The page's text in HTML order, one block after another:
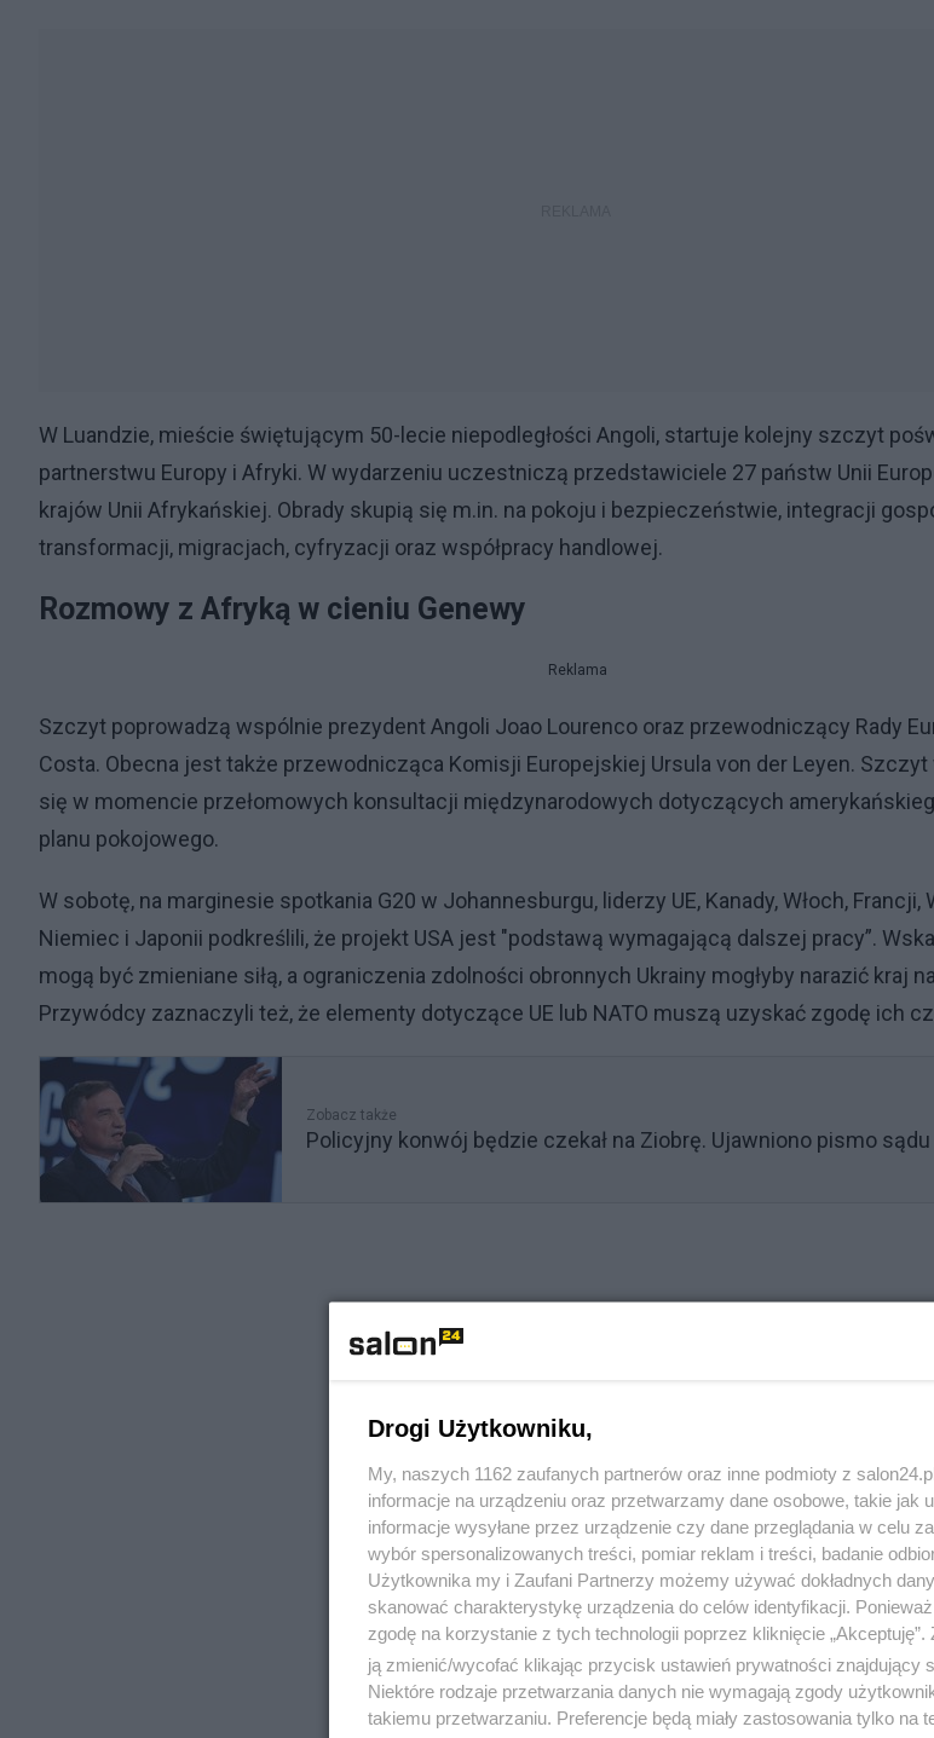
W Luandzie, mieście świętującym 50-lecie niepodległości Angoli, startuje kolejny szczyt
partnerstwu Europy i Afryki. W wydarzeniu uczestniczą przedstawiciele 27 państw Unii
krajów Unii Afrykańskiej. Obrady skupią się m.in. na pokoju i bezpieczeństwie, integracji
transformacji, migracjach, cyfryzacji oraz współpracy handlowej.
Rozmowy z Afryką w cieniu Genewy
Reklama
Szczyt poprowadzą wspólnie prezydent Angoli Joao Lourenco oraz przewodniczący Rady
Costa. Obecna jest także przewodnicząca Komisji Europejskiej Ursula von der Leyen. Szczyt
się w momencie przełomowych konsultacji międzynarodowych dotyczących
planu pokojowego.
W sobotę, na marginesie spotkania G20 w Johannesburgu, liderzy UE, Kanady, Włoch, Francji,
Niemiec i Japonii podkreślili, że projekt USA jest "podstawą wymagającą dalszej pracy”.
mogą być zmieniane siłą, a ograniczenia zdolności obronnych Ukrainy mogłyby narazić kraj
Przywódcy zaznaczyli też, że elementy dotyczące UE lub NATO muszą uzyskać zgodę ich
Zobacz także
Policyjny konwój będzie czekał na Ziobrę. Ujawniono pismo sądu
Drogi Użytkowniku,
My, naszych 1162 zaufanych partnerów oraz inne podmioty z
informacje na urządzeniu oraz przetwarzamy dane osobowe, takie jak
informacje wysyłane przez urządzenie czy dane przeglądania w celu
wybór spersonalizowanych treści, pomiar reklam i treści, badanie
Użytkownika my i Zaufani Partnerzy możemy używać dokładnych
skanować charakterystykę urządzenia do celów identyfikacji.
zgodę na korzystanie z tych technologii poprzez kliknięcie
ją zmienić/wycofać klikając przycisk ustawień prywatności znajdujący
Niektóre rodzaje przetwarzania danych nie wymagają zgody
takiemu przetwarzaniu. Preferencje będą miały zastosowania tylko na